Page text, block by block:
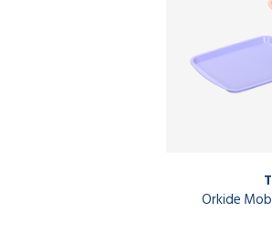
Orkide